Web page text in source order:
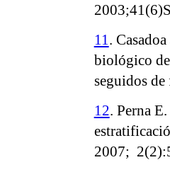
11 .
biológico
seguidos
12. Perna
2007;